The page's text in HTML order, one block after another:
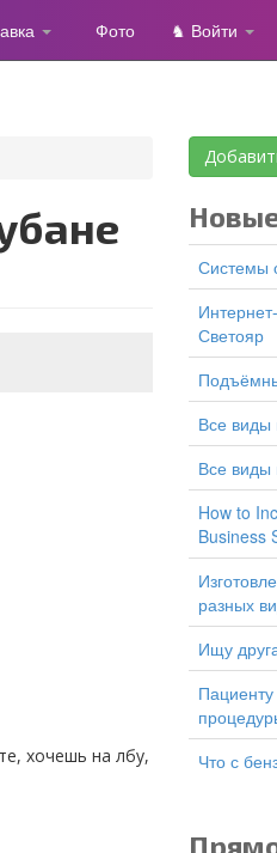
Фото ♞ Войти
Интернет-магазин светильников
Светояр
все
все
How to Increase Sales: 5 Proven
Business
изготовлении дверей и плинтусов
разных
Ищу
Пациенту прокололи легкое во время
Что с